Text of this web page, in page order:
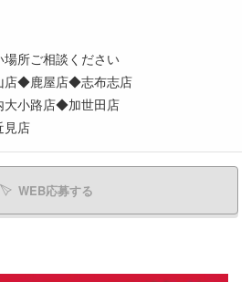
所ご相談ください
◆鹿屋店◆志布志店
小路店◆加世田店
店
WEB応募する